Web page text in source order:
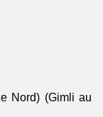
Nord) (Gimli au